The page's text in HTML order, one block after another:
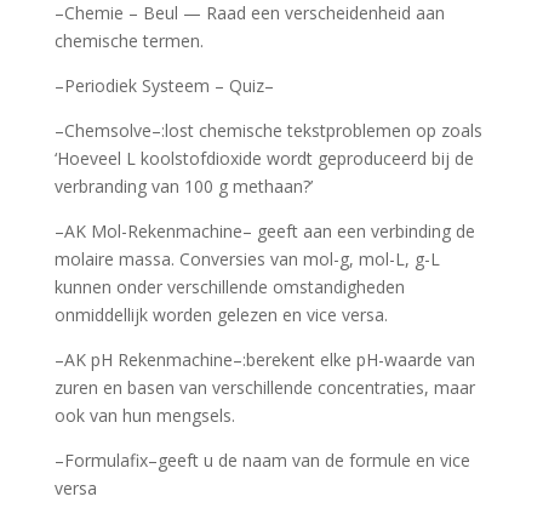
–Chemie – Beul — Raad een verscheidenheid aan
chemische termen.
–Periodiek Systeem – Quiz–
–Chemsolve–:lost chemische tekstproblemen op zoals
‘Hoeveel L koolstofdioxide wordt geproduceerd bij de
verbranding van 100 g methaan?’
–AK Mol-Rekenmachine– geeft aan een verbinding de
molaire massa. Conversies van mol-g, mol-L, g-L
kunnen onder verschillende omstandigheden
onmiddellijk worden gelezen en vice versa.
–AK pH Rekenmachine–:berekent elke pH-waarde van
zuren en basen van verschillende concentraties, maar
ook van hun mengsels.
–Formulafix–geeft u de naam van de formule en vice
versa